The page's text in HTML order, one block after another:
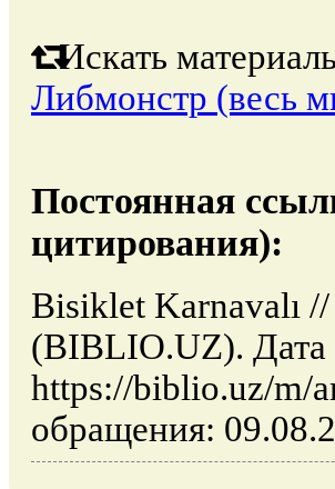
Искать
Либмонстр (весь
Постоянная
цитирования):
Bisiklet Karnavalı
(BIBLIO.UZ). Дата
https://biblio.uz/m/
обращения: